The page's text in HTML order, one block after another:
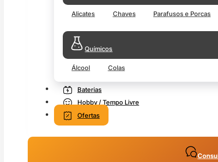
Alicates Chaves Parafusos e Porcas
Químicos
Álcool Colas
Baterias
Hobby / Tempo Livre
Ofertas